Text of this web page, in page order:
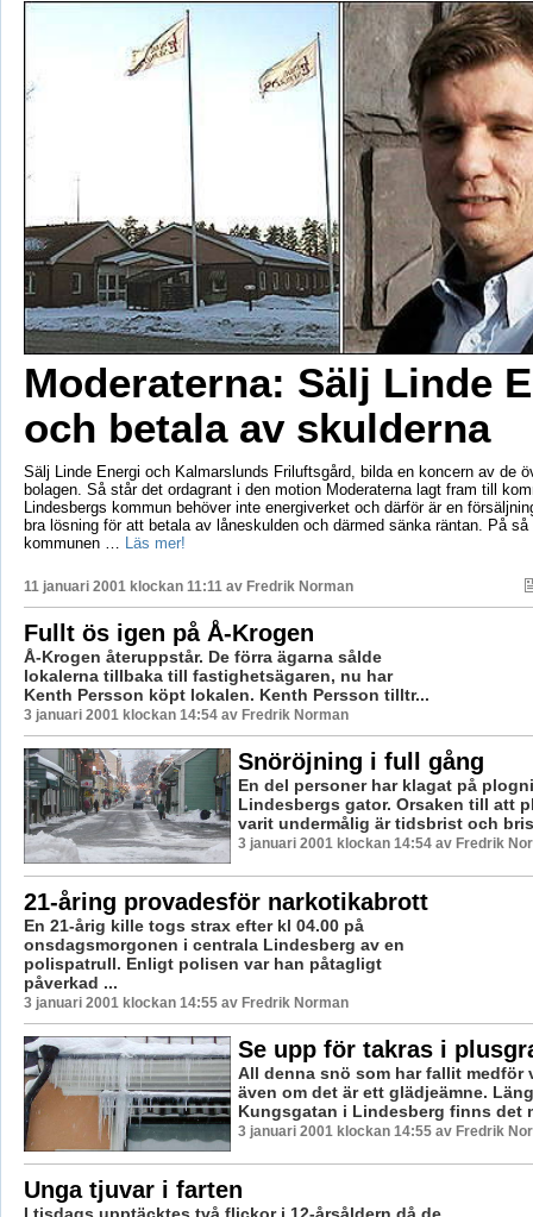
Moderaterna: Sälj Linde
och betala av skulderna
Sälj Linde Energi och Kalmarslunds Friluftsgård, bilda en koncern av de
bolagen. Så står det ordagrant i den motion Moderaterna lagt fram till
Lindesbergs kommun behöver inte energiverket och därför är en
bra lösning för att betala av låneskulden och därmed sänka räntan. På
kommunen …
Läs mer!
11 januari 2001 klockan 11:11 av Fredrik Norman
Fullt ös igen på Å-Krogen
Å-Krogen återuppstår. De förra ägarna sålde
lokalerna tillbaka till fastighetsägaren, nu har
Kenth Persson köpt lokalen. Kenth Persson tilltr...
3 januari 2001 klockan 14:54 av Fredrik Norman
Snöröjning i full gång
En del personer har klagat på
Lindesbergs gator. Orsaken till att
varit undermålig är tidsbrist och
3 januari 2001 klockan 14:54 av Fredrik
21-åring provadesför narkotikabrott
En 21-årig kille togs strax efter kl 04.00 på
onsdagsmorgonen i centrala Lindesberg av en
polispatrull. Enligt polisen var han påtagligt
påverkad ...
3 januari 2001 klockan 14:55 av Fredrik Norman
Se upp för takras i
All denna snö som har fallit medför
även om det är ett glädjeämne.
Kungsgatan i Lindesberg finns det
3 januari 2001 klockan 14:55 av Fredrik
Unga tjuvar i farten
I tisdags upptäcktes två flickor i 12-årsåldern då de